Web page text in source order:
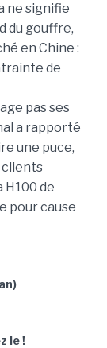
ne signifie
du gouffre,
en Chine :
de
pas ses
a rapporté
une puce,
clients
de
pour cause
le !